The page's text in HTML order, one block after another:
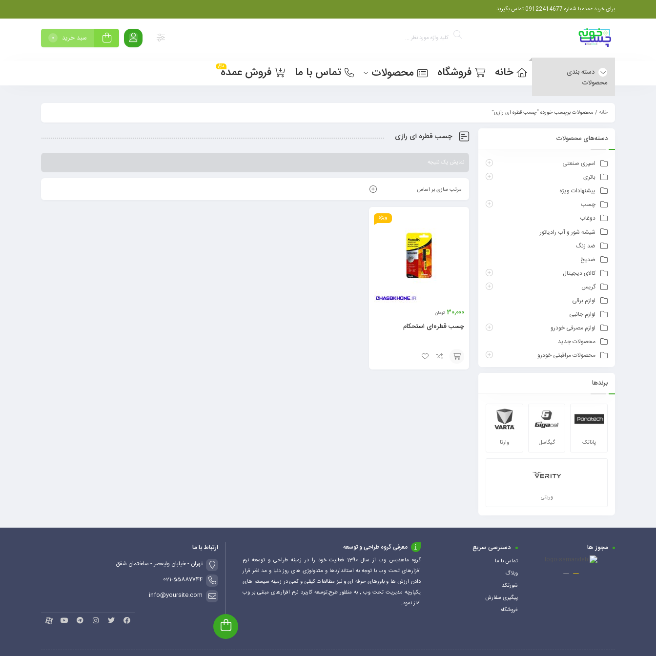
برای خرید عمده با شماره 09122414677 تماس بگیرید
سبد خرید 0
دسته بندی
محصولات
خانه فروشگاه محصولات تماس با ما فروش عمدهداغ
خانه/ محصولات برچسب خورده “چسب قطره ای رازی”
چسب قطره ای رازی
نمایش یک نتیجه
مرتب سازی بر اساس
ویژه
30,000 تومان
چسب قطره‌ای استحکام
دسته‌های محصولات
اسپری صنعتی
باتری
پیشنهادات ویژه
چسب
دوغاب
شیشه شور و آب رادیاتور
ضد زنگ
ضدیخ
کالای دیجیتال
گریس
لوازم برقی
لوازم جانبی
لوازم مصرفی خودرو
محصولات جدید
محصولات مراقبتی خودرو
برندها
پاناتک گیگاسل وارتا
وریتی
مجوز ها دسترسی سریع
تماس با ما
وبلاگ
شورتکد
پیگیری سفارش
فروشگاه
معرفی گروه طراحی و توسعه
گروه ماهدیس وب از سال 1390 فعالیت خود را در زمینه طراحی و توسعه نرم
افزارهای تحت وب با توجه به استانداردها و متدولوژی های روز دنیا و مد نظر قرار
دادن ارزش ها و باورهای حرفه ای و نیز مطالعات کیفی و کمی در زمینه سیستم های
یکپارچه مدیریت تحت وب , به منظور طرح,توسعه کاربرد نرم افزارهای مبتنی بر وب
اغاز نمود.
ارتباط با ما
تهران - خیابان ولیعصر - ساختمان شفق
021-55887744
info@yoursite.com